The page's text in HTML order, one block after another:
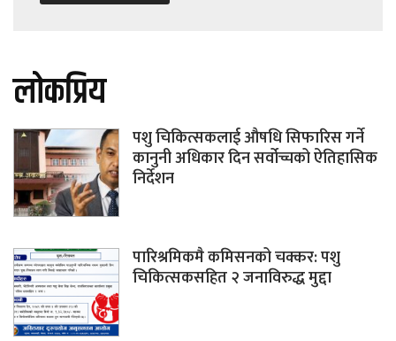
लोकप्रिय
पशु चिकित्सकलाई औषधि सिफारिस गर्ने
कानुनी अधिकार दिन सर्वोच्चको ऐतिहासिक
निर्देशन
पारिश्रमिकमै कमिसनको चक्कर: पशु
चिकित्सकसहित २ जनाविरुद्ध मुद्दा